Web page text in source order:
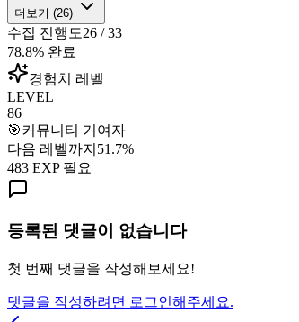
더보기 (26)
수집 진행도26 /33
78.8% 완료
경험치 레벨
LEVEL
86
🎯커뮤니티 기여자
다음 레벨까지 51.7%
483 EXP 필요
등록된 댓글이 없습니다
첫 번째 댓글을 작성해보세요!
댓글을 작성하려면 로그인해주세요.